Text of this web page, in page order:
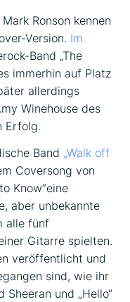
Ronson kennen
Version. Im
Band „The
immerhin auf Platz
allerdings
Winehouse des
Erfolg.
Band „Walk off
Coversong von
Know“eine
aber unbekannte
alle fünf
Gitarre spielten.
veröffentlicht und
sind, wie ihr
Sheeran und „Hello“